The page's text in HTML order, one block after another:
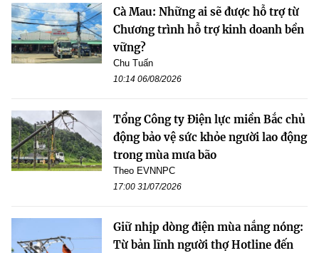
Cà Mau: Những ai sẽ được hỗ trợ từ
Chương trình hỗ trợ kinh doanh bền
vững?
Chu Tuấn
10:14 06/08/2026
Tổng Công ty Điện lực miền Bắc chủ
động bảo vệ sức khỏe người lao động
trong mùa mưa bão
Theo EVNNPC
17:00 31/07/2026
Giữ nhịp dòng điện mùa nắng nóng:
Từ bản lĩnh người thợ Hotline đến